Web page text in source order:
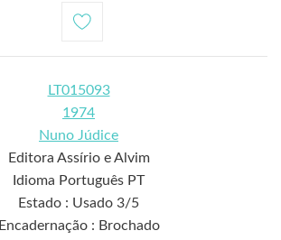
LT015093
1974
Nuno Júdice
Editora Assírio e Alvim
Idioma Português PT
Estado : Usado 3/5
Encadernação : Brochado